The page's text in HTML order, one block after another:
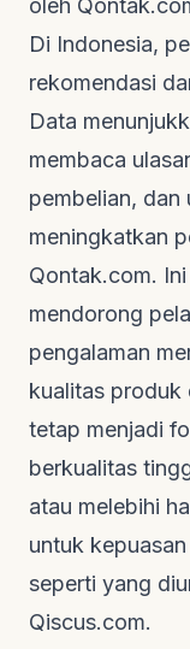
Di Indonesia,
rekomendasi
Data
membaca
pembelian,
meningkatkan
Qontak.com.
mendorong
pengalaman
kualitas produk
tetap menjadi
berkualitas
atau melebihi
untuk
seperti yang
Qiscus.com.